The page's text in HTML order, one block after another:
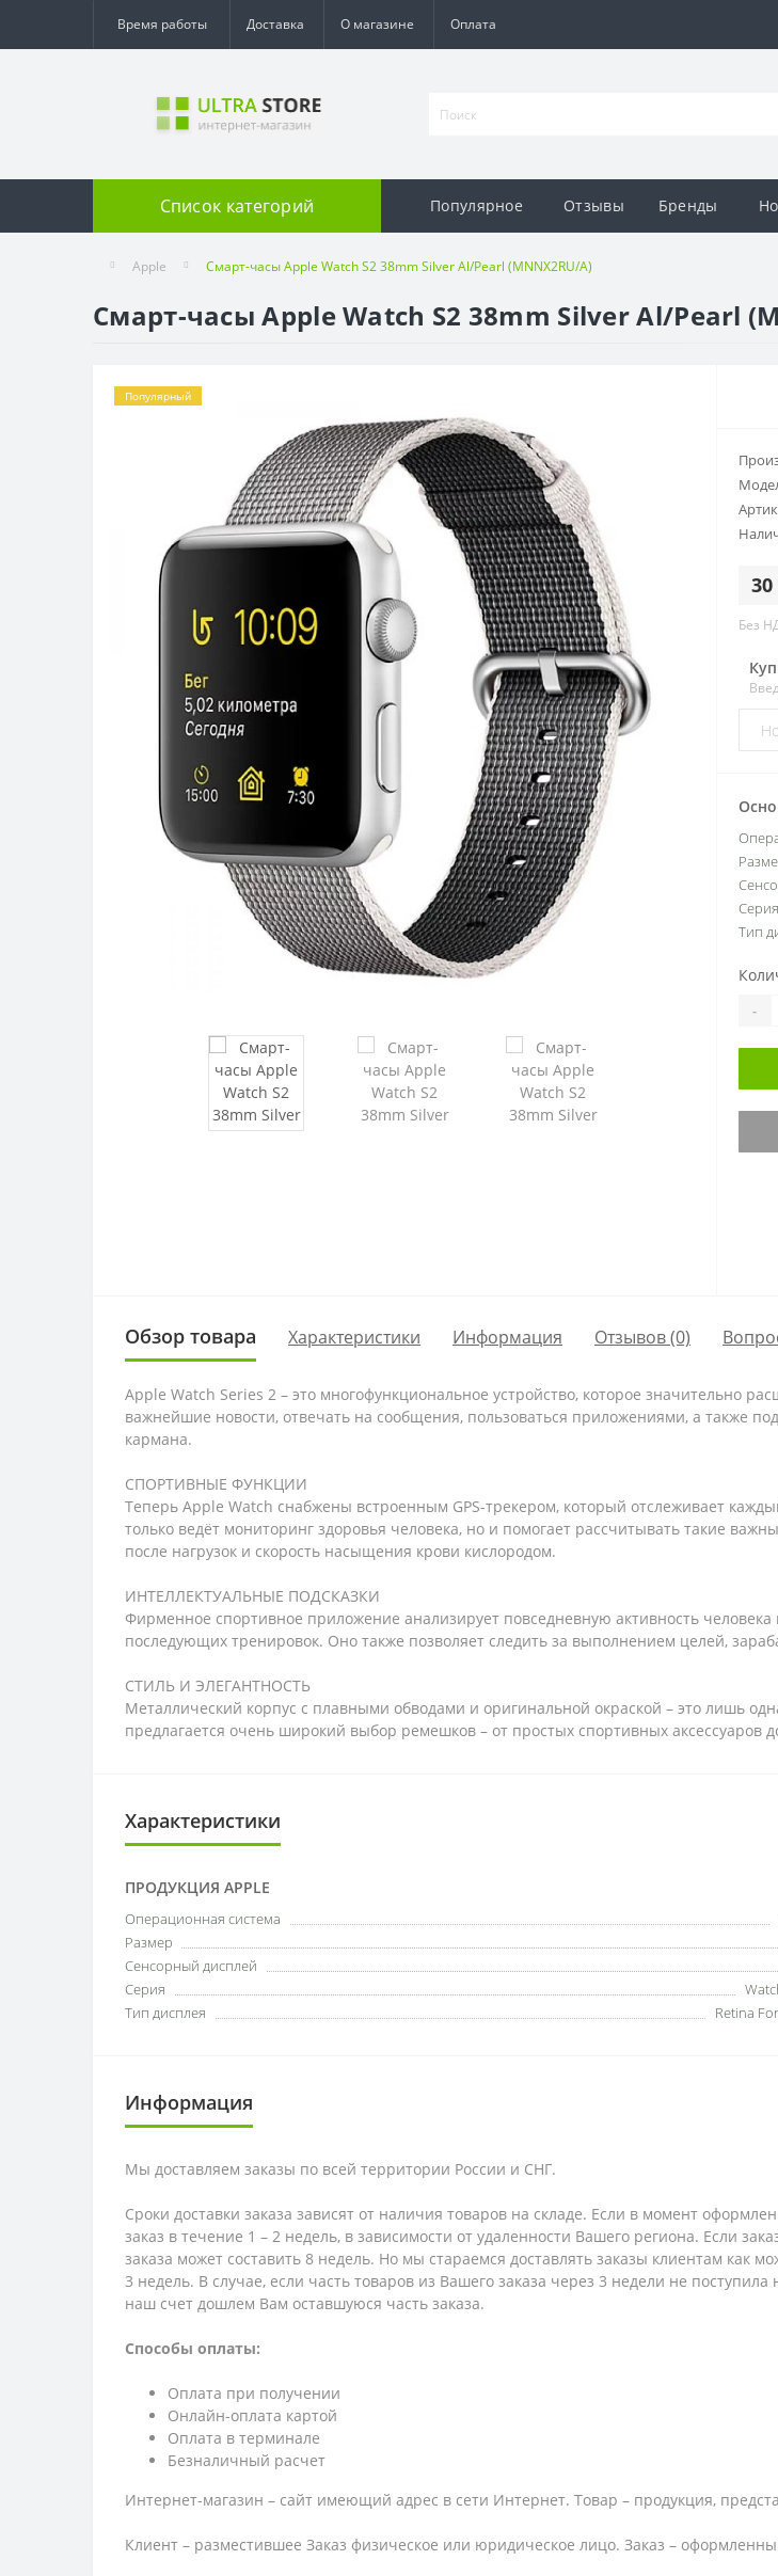
Время работы Доставка О магазине Оплата
Список категорий Популярное Отзывы Бренды
Apple Смарт-часы Apple Watch S2 38mm Silver Al/Pearl (MNNX2RU/A)
Смарт-часы Apple Watch S2 38mm Silver Al/Pearl
Популярный
30
Без
Тип
-
Обзор товара Характеристики Информация Отзывов (0)
Apple Watch Series 2 – это многофункциональное устройство, которое значительно
важнейшие новости, отвечать на сообщения, пользоваться приложениями, а также
кармана.
СПОРТИВНЫЕ ФУНКЦИИ
Теперь Apple Watch снабжены встроенным GPS-трекером, который отслеживает
только ведёт мониторинг здоровья человека, но и помогает рассчитывать такие
после нагрузок и скорость насыщения крови кислородом.
ИНТЕЛЛЕКТУАЛЬНЫЕ ПОДСКАЗКИ
Фирменное спортивное приложение анализирует повседневную активность
последующих тренировок. Оно также позволяет следить за выполнением целей,
СТИЛЬ И ЭЛЕГАНТНОСТЬ
Металлический корпус с плавными обводами и оригинальной окраской – это лишь
предлагается очень широкий выбор ремешков – от простых спортивных
Характеристики
ПРОДУКЦИЯ APPLE
Операционная система
Размер
Сенсорный дисплей
Серия
Тип дисплея
Retina
Информация
Мы доставляем заказы по всей территории России и СНГ.
Сроки доставки заказа зависят от наличия товаров на складе. Если в момент
заказ в течение 1 – 2 недель, в зависимости от удаленности Вашего региона. Если
заказа может составить 8 недель. Но мы стараемся доставлять заказы клиентам как
3 недель. В случае, если часть товаров из Вашего заказа через 3 недели не
наш счет дошлем Вам оставшуюся часть заказа.
Способы оплаты:
Оплата при получении
Онлайн-оплата картой
Оплата в терминале
Безналичный расчет
Интернет-магазин – сайт имеющий адрес в сети Интернет. Товар – продукция,
Клиент – разместившее Заказ физическое или юридическое лицо. Заказ –